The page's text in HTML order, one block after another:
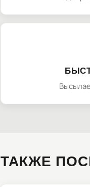
ТАКЖЕ